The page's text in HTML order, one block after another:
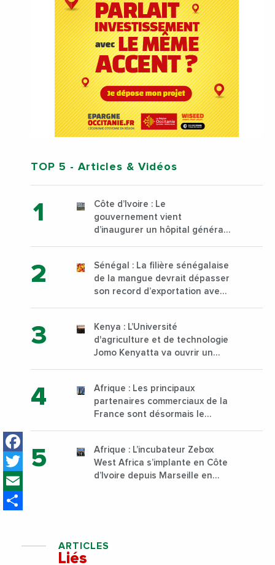
Facebook
Twitter
TOP 5 - Articles & Vidéos
Côte d’Ivoire : Le
gouvernement vient
d’inaugurer un hôpital général
Sénégal : La filière sénégalaise
de la mangue devrait dépasser
son record d’exportation avec
Kenya : L’Université
d'agriculture et de technologie
Jomo Kenyatta va ouvrir un
sur son campus de Karen à
Nairobi dès janvier 2023
Afrique : Les principaux
partenaires commerciaux de la
France sont désormais le
Afrique : L’incubateur Zebox
West Africa s’implante en Côte
d’Ivoire depuis Marseille en
ARTICLES
Liés